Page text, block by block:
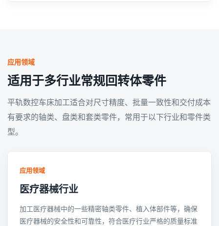
应用领域
适用于多行业常规回转体零件
平轨数控车床加工适合对尺寸精度、批量一致性和交付成本
有要求的轴类、盘类和套类零件，常用于以下行业和零件类
型。
应用领域
医疗器械行业
加工医疗器械中的一些精密轴类零件、植入体部件等，确保
医疗器械的安全性和可靠性，符合医疗行业严格的质量标准